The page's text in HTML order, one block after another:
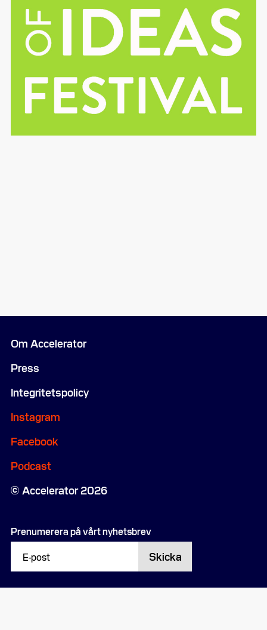
Accelerator 2026
Om Accelerator
Press
Integritetspolicy
Instagram
Facebook
Podcast
Prenumerera på vårt nyhetsbrev
Skicka